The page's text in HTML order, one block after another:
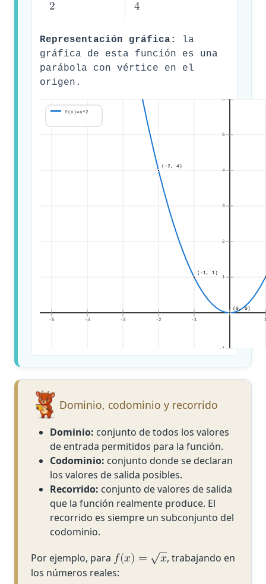
2
4
Representación gráfica:
la
gráfica de esta función es una
parábola con vértice en el
origen.
-5 -4 -3 -2 -1
-1
1
2
3
4
5
6
(-2, 4)
(-1, 1)
(0, 0)
f(x)=x^2
Dominio, codominio y recorrido
Dominio: conjunto de todos los valores
de entrada permitidos para la función.
Codominio: conjunto donde se declaran
los valores de salida posibles.
Recorrido: conjunto de valores de salida
que la función realmente produce. El
recorrido es siempre un subconjunto del
codominio.
Por ejemplo, para 𝑓(𝑥) = √𝑥, trabajando en
los números reales: